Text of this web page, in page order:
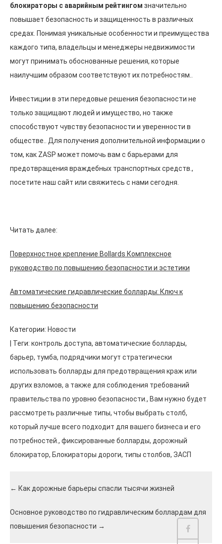
блокираторы с аварийным рейтингом значительно
повышает безопасность и защищенность в различных
средах. Понимая уникальные особенности и преимущества
каждого типа, владельцы и менеджеры недвижимости
могут принимать обоснованные решения, которые
наилучшим образом соответствуют их потребностям..
Инвестиции в эти передовые решения безопасности не
только защищают людей и имущество, но также
способствуют чувству безопасности и уверенности в
обществе.. Для получения дополнительной информации о
том, как ZASP может помочь вам с барьерами для
предотвращения враждебных транспортных средств.,
посетите наш сайт или свяжитесь с нами сегодня.
Читать далее:
Поверхностное крепление Bollards Комплексное
руководство по повышению безопасности и эстетики
Автоматические гидравлические болларды: Ключ к
повышению безопасности
Категории: Новости
| Теги: контроль доступа, автоматические болларды,
барьер, тумба, подрядчики могут стратегически
использовать болларды для предотвращения краж или
других взломов, а также для соблюдения требований
правительства по уровню безопасности. , Вам нужно будет
рассмотреть различные типы, чтобы выбрать столб,
который лучше всего подходит для вашего бизнеса и его
потребностей. , фиксированные болларды, дорожный
блокиратор, Блокираторы дороги, типы столбов, ЗАСП
← Как дорожные барьеры спасли тысячи жизней
Основное руководство по гидравлическим боллардам для
повышения безопасности →